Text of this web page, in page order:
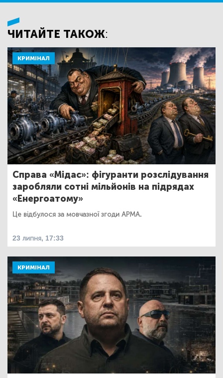
ЧИТАЙТЕ ТАКОЖ:
КРИМІНАЛ
Справа «Мідас»: фігуранти розслідування
заробляли сотні мільйонів на підрядах
«Енергоатому»
Це відбулося за мовчазної згоди АРМА.
23 липня, 17:33
КРИМІНАЛ